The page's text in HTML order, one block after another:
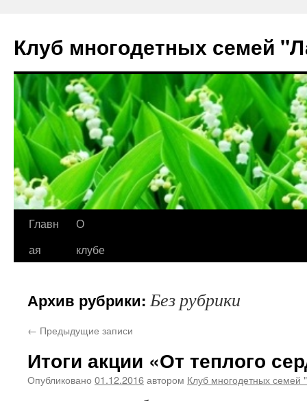
Клуб многодетных семей
Перейти
Главн
ая
О
клубе
Архив рубрики:Без рубрики
← Предыдущие записи
Итоги акции «От теплого
Опубликовано 01.12.2016автором Клуб многодетных